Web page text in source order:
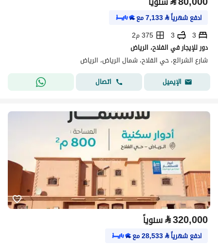
ادفع شهرياً⃁
7,133مع
3
3
375 م2
دور للإيجار في الفلاح، الرياض
شارع الشرائع، حي الفلاح، شمال الرياض، الرياض
الإيميل
اتصال
⃁320,000 سنوياً
ادفع شهرياً⃁
28,533مع